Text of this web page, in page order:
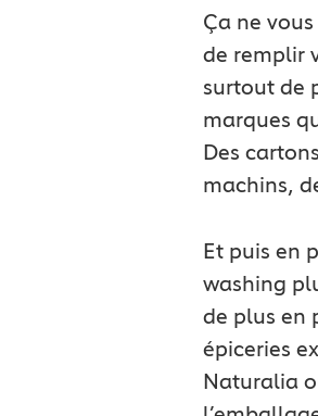
Ça ne
de remplir
surtout de
marques
Des
machins,
Et puis en
washing
de plus en
épiceries
Naturalia